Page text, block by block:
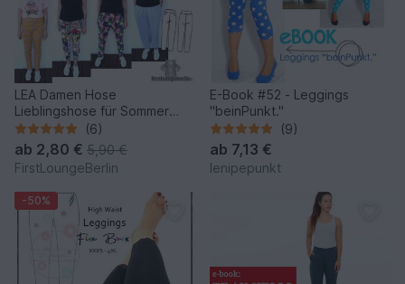
LEA Damen Hose
Lieblingshose für Sommer
Winter - viele Varianten
möglich
(6)
ab 2,80 € 5,90 €
FirstLoungeBerlin
E-Book #52 - Leggings
"beinPunkt."
(9)
ab 7,13 €
lenipepunkt
-50%